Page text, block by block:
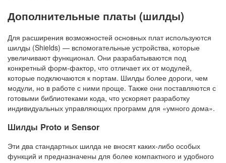
Дополнительные платы (шилды)
Для расширения возможностей основных плат используются
шилды (Shields) — вспомогательные устройства, которые
увеличивают функционал. Они разрабатываются под
конкретный форм-фактор, что отличает их от модулей,
которые подключаются к портам. Шилды более дороги, чем
модули, но в работе с ними проще. Также они поставляются с
готовыми библиотеками кода, что ускоряет разработку
индивидуальных управляющих программ для «умного дома».
Шилды Proto и Sensor
Эти два стандартных шилда не вносят каких-либо особых
функций и предназначены для более компактного и удобного